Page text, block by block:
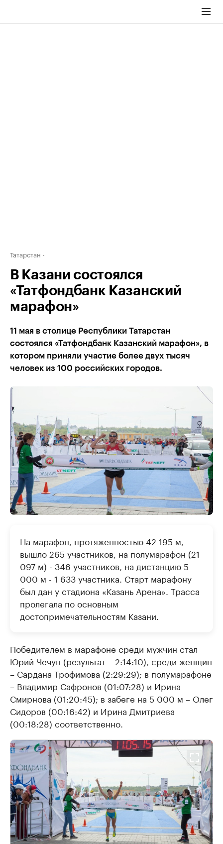
Татарстан
В Казани состоялся
«Татфондбанк Казанский
марафон»
11 мая в столице Республики Татарстан
состоялся «Татфондбанк Казанский марафон», в
котором приняли участие более двух тысяч
человек из 100 российских городов.
На марафон, протяженностью 42 195 м,
вышло 265 участников, на полумарафон (21
097 м) - 346 участников, на дистанцию 5
000 м - 1 633 участника. Старт марафону
был дан у стадиона «Казань Арена». Трасса
пролегала по основным
достопримечательностям Казани.
Победителем в марафоне среди мужчин стал
Юрий Чечун (результат – 2:14:10), среди женщин
– Сардана Трофимова (2:29:29); в полумарафоне
– Владимир Сафронов (01:07:28) и Ирина
Смирнова (01:20:45); в забеге на 5 000 м – Олег
Сидоров (00:16:42) и Ирина Дмитриева
(00:18:28) соответственно.